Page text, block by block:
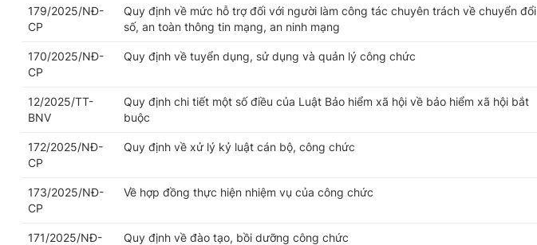
179/2025/NĐ-
CP
Quy định về mức hỗ trợ đối với người làm công tác chuyên trách về chuyển đổi
số, an toàn thông tin mạng, an ninh mạng
170/2025/NĐ-
CP
Quy định về tuyển dụng, sử dụng và quản lý công chức
12/2025/TT-
BNV
Quy định chi tiết một số điều của Luật Bảo hiểm xã hội về bảo hiểm xã hội bắt
buộc
172/2025/NĐ-
CP
Quy định về xử lý kỷ luật cán bộ, công chức
173/2025/NĐ-
CP
Về hợp đồng thực hiện nhiệm vụ của công chức
171/2025/NĐ-
Quy định về đào tạo, bồi dưỡng công chức